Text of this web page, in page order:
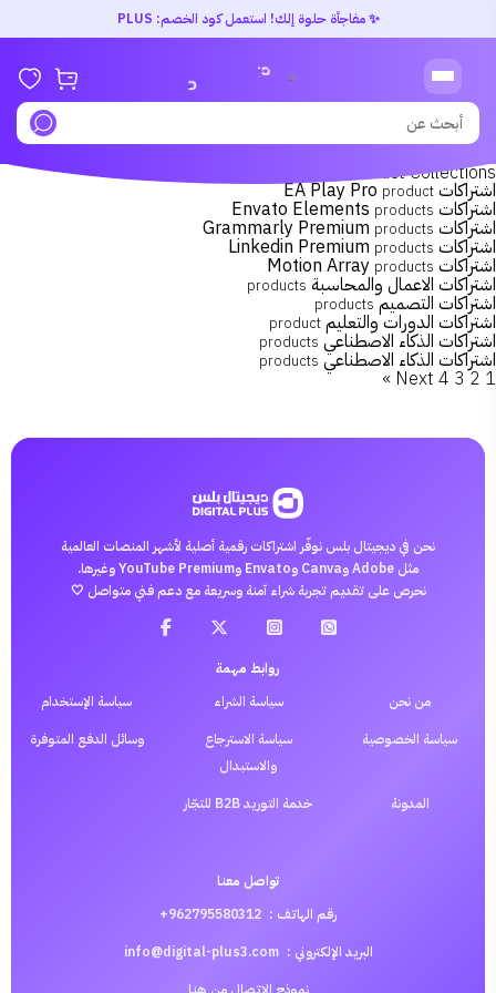
✨ مفاجأة حلوة إلك! استعمل كود الخصم: PLUS
Product Collections
اشتراكات EA Play Pro product
اشتراكات Envato Elements products
اشتراكات Grammarly Premium products
اشتراكات Linkedin Premium products
اشتراكات Motion Array products
اشتراكات الاعمال والمحاسبة products
اشتراكات التصميم products
اشتراكات الدورات والتعليم product
اشتراكات الذكاء الاصطناعي products
اشتراكات الذكاء الاصطناعي products
1
2
3
4
Next »
نحن في ديجيتال بلس نوفّر اشتراكات رقمية أصلية لأشهر المنصات العالمية
مثل Adobe وCanva وEnvato وYouTube Premium وغيرها.
نحرص على تقديم تجربة شراء آمنة وسريعة مع دعم فني متواصل 🤍
روابط مهمة
من نحن
سياسة الشراء
سياسة الإستخدام
سياسة الخصوصية
سياسة الاسترجاع
والاستبدال
وسائل الدفع المتوفرة
المدونة خدمة التوريد B2B للتجّار
تواصل معنا
رقم الهاتف : 962795580312+
البريد الإلكتروني : info@digital-plus3.com